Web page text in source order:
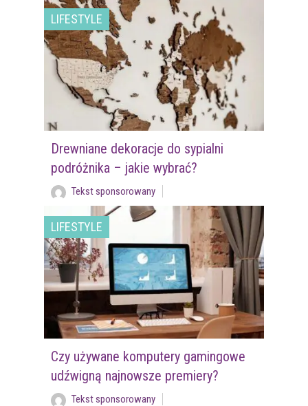
LIFESTYLE
Drewniane dekoracje do sypialni
podróżnika – jakie wybrać?
Tekst sponsorowany
LIFESTYLE
Czy używane komputery gamingowe
udźwigną najnowsze premiery?
Tekst sponsorowany